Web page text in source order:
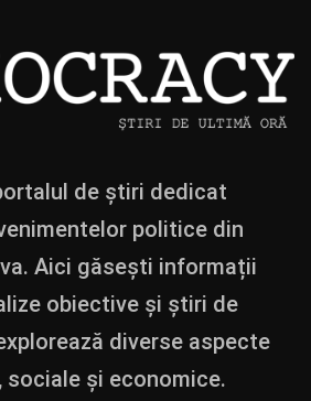
de știri dedicat
politice din
Aici găsești informații
obiective și știri de
diverse aspecte
și economice.